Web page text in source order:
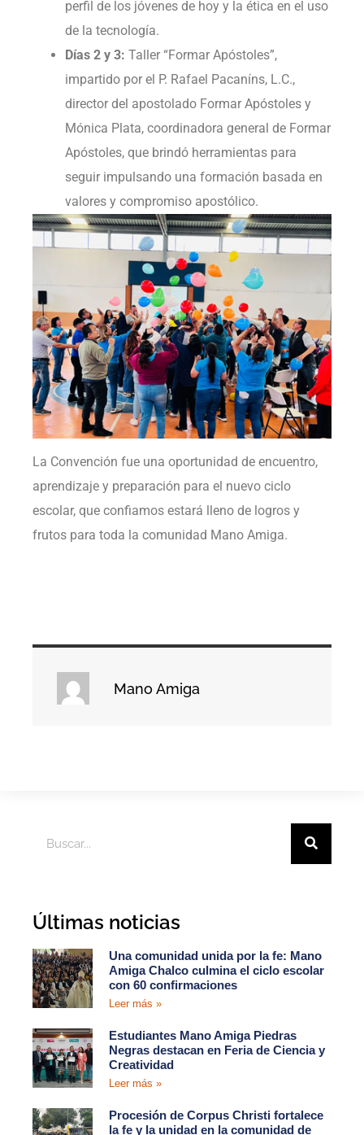
perfil de los jóvenes de hoy y la ética en el uso
de la tecnología.
Días 2 y 3: Taller “Formar Apóstoles”,
impartido por el P. Rafael Pacaníns, L.C.,
director del apostolado Formar Apóstoles y
Mónica Plata, coordinadora general de Formar
Apóstoles, que brindó herramientas para
seguir impulsando una formación basada en
valores y compromiso apostólico.
La Convención fue una oportunidad de encuentro,
aprendizaje y preparación para el nuevo ciclo
escolar, que confiamos estará lleno de logros y
frutos para toda la comunidad Mano Amiga.
Mano Amiga
Últimas noticias
Una comunidad unida por la fe: Mano
Amiga Chalco culmina el ciclo escolar
con 60 confirmaciones
Leer más »
Estudiantes Mano Amiga Piedras
Negras destacan en Feria de Ciencia y
Creatividad
Leer más »
Procesión de Corpus Christi fortalece
la fe y la unidad en la comunidad de